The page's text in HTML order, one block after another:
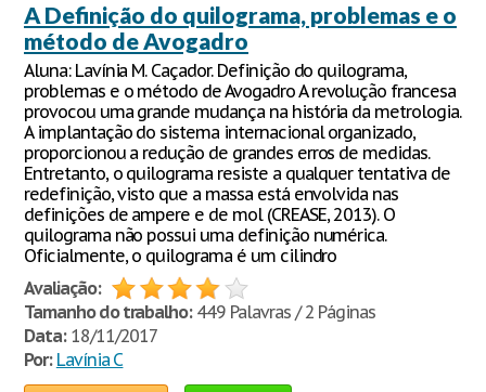
A Definição do quilograma, problemas e o
método de Avogadro
Aluna: Lavínia M. Caçador. Definição do quilograma,
problemas e o método de Avogadro A revolução francesa
provocou uma grande mudança na história da metrologia.
A implantação do sistema internacional organizado,
proporcionou a redução de grandes erros de medidas.
Entretanto, o quilograma resiste a qualquer tentativa de
redefinição, visto que a massa está envolvida nas
definições de ampere e de mol (CREASE, 2013). O
quilograma não possui uma definição numérica.
Oficialmente, o quilograma é um cilindro
Avaliação:
Tamanho do trabalho:449 Palavras / 2 Páginas
Data:18/11/2017
Por: Lavínia C